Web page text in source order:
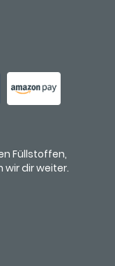
Füllstoffen,
wir dir weiter.